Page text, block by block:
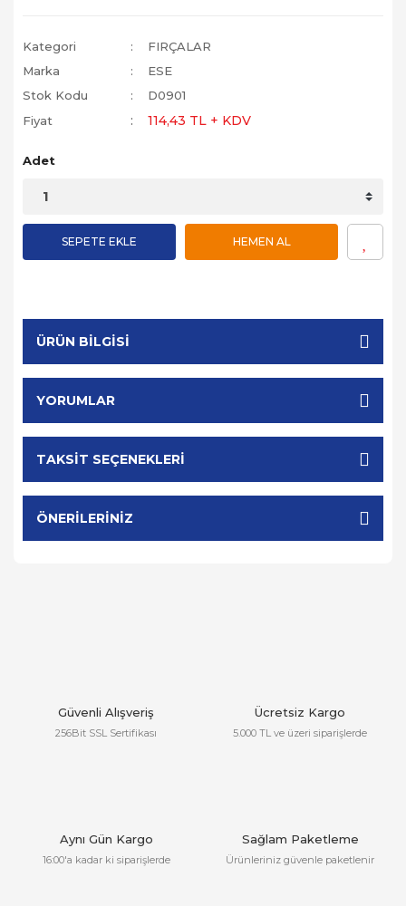
Kategori
FIRÇALAR
Marka
ESE
Stok Kodu
D0901
Fiyat
114,43 TL + KDV
Adet
SEPETE EKLE HEMEN AL
ÜRÜN BILGISI
YORUMLAR
TAKSIT SEÇENEKLERI
ÖNERILERINIZ
Güvenli Alışveriş
256Bit SSL Sertifikası
Ücretsiz Kargo
5.000 TL ve üzeri siparişlerde
Aynı Gün Kargo
16:00'a kadar ki siparişlerde
Sağlam Paketleme
Ürünleriniz güvenle paketlenir